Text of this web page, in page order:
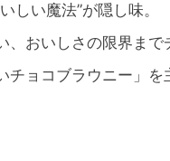
しい魔法”が隠し味。
、おいしさの限界まで
チョコブラウニー」